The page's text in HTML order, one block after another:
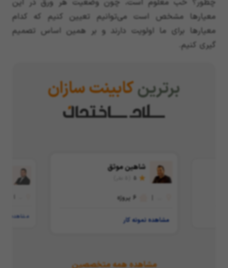
معیارها مشخص است می‌توانیم تعیین کنیم که کدام
معیارها برای ما اولویت دارند و بر همین اساس تصمیم
گیری کنیم.
برترینکابینت سازان
شاهین موثق
6 پروژه
مشاهده نمونه کار مشاهده
مشاهده همه متخصصین